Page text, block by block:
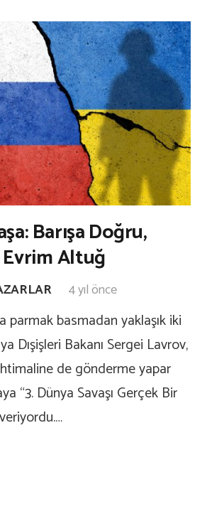
Barışa Doğru,
Altuğ
4 yıl önce
parmak basmadan yaklaşık iki
Dışişleri Bakanı Sergei Lavrov,
de gönderme yapar
“3. Dünya Savaşı Gerçek Bir